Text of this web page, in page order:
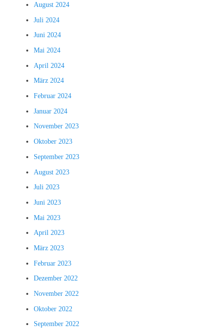
August 2024
Juli 2024
Juni 2024
Mai 2024
April 2024
März 2024
Februar 2024
Januar 2024
November 2023
Oktober 2023
September 2023
August 2023
Juli 2023
Juni 2023
Mai 2023
April 2023
März 2023
Februar 2023
Dezember 2022
November 2022
Oktober 2022
September 2022